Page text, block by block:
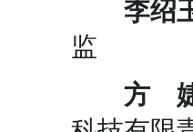
李绍
监
方